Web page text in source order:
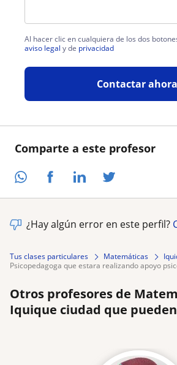
Comparte a este profesor
Al hacer clic en cualquiera de los dos
aviso legal y de privacidad
Contactar ahora
¿Hay algún error en este perfil?
Tus clases particulares Matemáticas
psicopedagoga que estara realizando apoyo
Otros profesores de
Iquique ciudad que